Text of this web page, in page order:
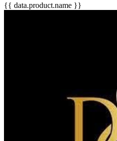
{{ data.product.name }}